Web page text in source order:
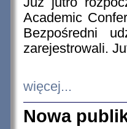
Academic
Bezpośredni
zarejestrowali.
więcej...
Nowa